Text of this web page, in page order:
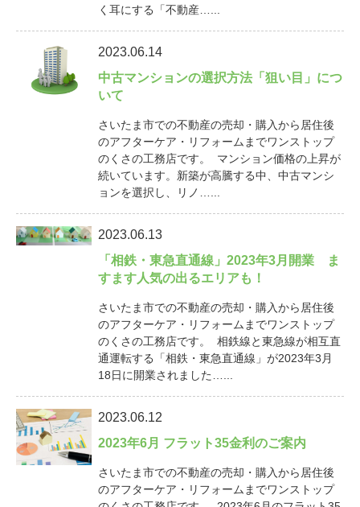
く耳にする「不動産…...
2023.06.14
中古マンションの選択方法「狙い目」につ
いて
さいたま市での不動産の売却・購入から居住後
のアフターケア・リフォームまでワンストップ
のくさの工務店です。 マンション価格の上昇が
続いています。新築が高騰する中、中古マンシ
ョンを選択し、リノ…...
2023.06.13
「相鉄・東急直通線」2023年3月開業 ま
すます人気の出るエリアも！
さいたま市での不動産の売却・購入から居住後
のアフターケア・リフォームまでワンストップ
のくさの工務店です。 相鉄線と東急線が相互直
通運転する「相鉄・東急直通線」が2023年3月
18日に開業されました…...
2023.06.12
2023年6月 フラット35金利のご案内
さいたま市での不動産の売却・購入から居住後
のアフターケア・リフォームまでワンストップ